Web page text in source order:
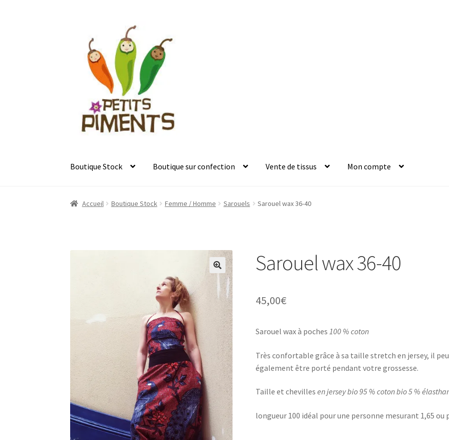
navigation
contenu
Boutique Stock Boutique sur confection Vente de tissus Mon compte
Accueil Boutique Stock Femme / Homme Sarouels Sarouel wax 36-40
Sarouel wax 36-40
45,00€
Sarouel wax à poches 100 % coton
Très confortable grâce à sa taille stretch en jersey, il
également être porté pendant votre grossesse.
Taille et chevillesen jersey bio 95 % coton bio 5 %
longueur 100 idéal pour une personne mesurant 1,65 ou